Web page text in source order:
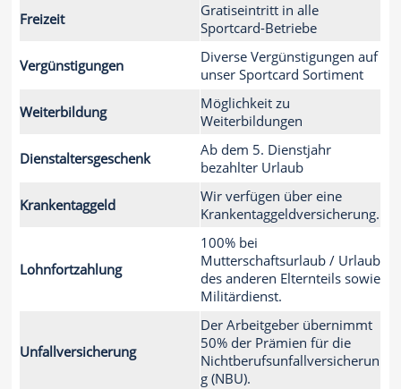
Freizeit
Gratiseintritt in alle
Sportcard-Betriebe
Vergünstigungen
Diverse Vergünstigungen auf
unser Sportcard Sortiment
Weiterbildung
Möglichkeit zu
Weiterbildungen
Dienstaltersgeschenk
Ab dem 5. Dienstjahr
bezahlter Urlaub
Krankentaggeld
Wir verfügen über eine
Krankentaggeldversicherung.
Lohnfortzahlung
100% bei
Mutterschaftsurlaub / Urlaub
des anderen Elternteils sowie
Militärdienst.
Unfallversicherung
Der Arbeitgeber übernimmt
50% der Prämien für die
Nichtberufsunfallversicherun
g (NBU).